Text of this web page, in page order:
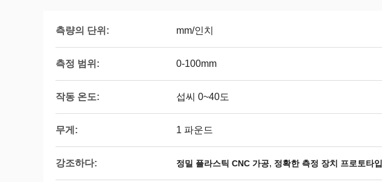
측량의 단위: mm/인치
측정 범위: 0-100mm
작동 온도: 섭씨 0~40도
무게: 1 파운드
강조하다: 정밀 플라스틱 CNC 가공, 정확한 측정 장치 프로토타입